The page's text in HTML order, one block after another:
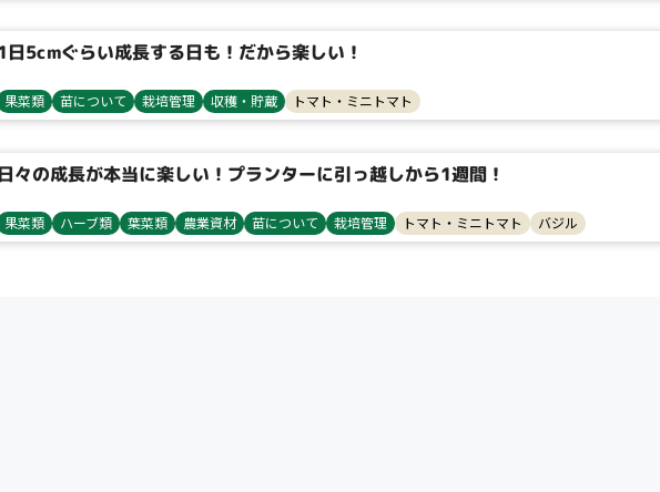
日5cmぐらい成長する日も！だから楽しい！
果菜類 苗について 栽培管理 収穫・貯蔵 トマト・ミニトマト
日々の成長が本当に楽しい！プランターに引っ越しから1週間！
果菜類 ハーブ類 葉菜類 農業資材 苗について 栽培管理 トマト・ミニトマト バジル